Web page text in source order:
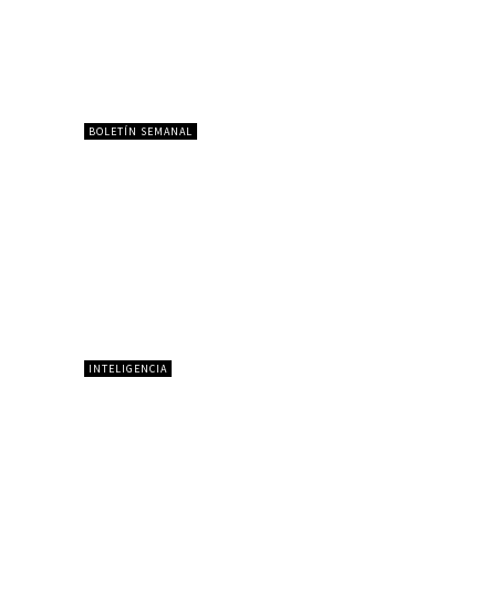
BOLETÍN SEMANAL
INTELIGENCIA